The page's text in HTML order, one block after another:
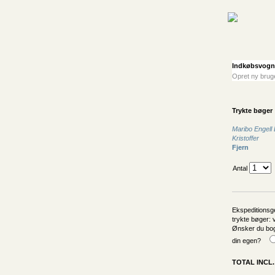
Indkøbsvogn
Opret ny
Trykte bøger
Maribo Engell
Kristoffer
Fjern
Antal
trykte bøger:
Ønsker du
din egen?
TOTAL